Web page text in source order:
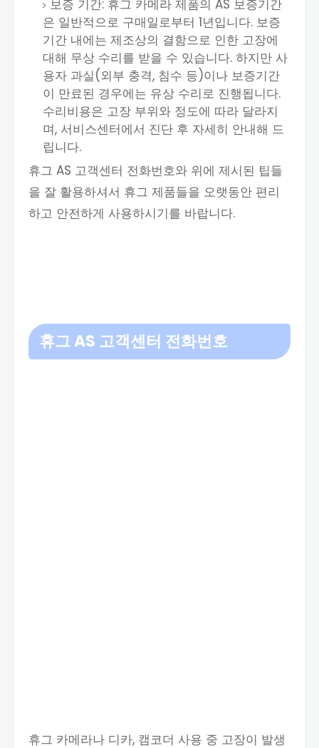
보증 기간: 휴그 카메라 제품의 AS 보증기간
은 일반적으로 구매일로부터 1년입니다. 보증
기간 내에는 제조상의 결함으로 인한 고장에
대해 무상 수리를 받을 수 있습니다. 하지만 사
용자 과실(외부 충격, 침수 등)이나 보증기간
이 만료된 경우에는 유상 수리로 진행됩니다.
수리비용은 고장 부위와 정도에 따라 달라지
며, 서비스센터에서 진단 후 자세히 안내해 드
립니다.
휴그 AS 고객센터 전화번호와 위에 제시된 팁들
을 잘 활용하셔서 휴그 제품들을 오랫동안 편리
하고 안전하게 사용하시기를 바랍니다.
휴그 AS 고객센터 전화번호
휴그 카메라나 디카, 캠코더 사용 중 고장이 발생